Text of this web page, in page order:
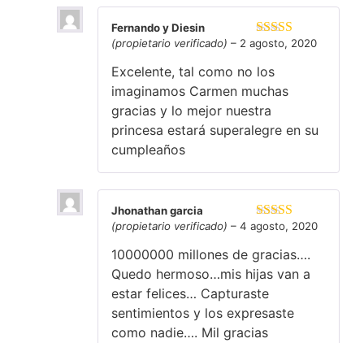
Valorado en
Fernando y Diesin
(propietario verificado) – 2 agosto, 2020
Excelente, tal como no los
imaginamos Carmen muchas
gracias y lo mejor nuestra
princesa estará superalegre en su
cumpleaños
Valorado en
Jhonathan garcia
(propietario verificado) – 4 agosto, 2020
10000000 millones de gracias….
Quedo hermoso…mis hijas van a
estar felices… Capturaste
sentimientos y los expresaste
como nadie…. Mil gracias